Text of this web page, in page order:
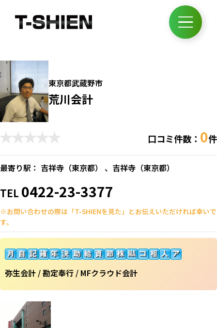
東京都武蔵野市
荒川会計
口コミ件数： 0件
最寄り駅： 吉祥寺（東京都） 、吉祥寺（東京都）
TEL 0422-23-3377
※お問い合わせの際は「T-SHIENを見た」とお伝えいただければ幸いで
す。
弥生会計 / 勘定奉行 / MFクラウド会計